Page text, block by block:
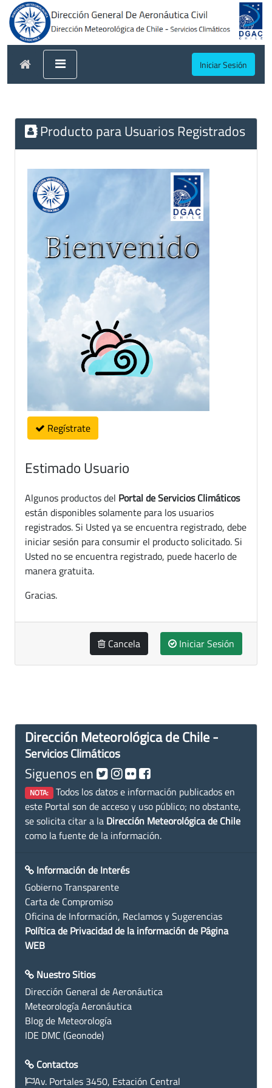
Iniciar Sesión
Producto para Usuarios Registrados
Regístrate
Estimado Usuario
Algunos productos del Portal de Servicios Climáticos
están disponibles solamente para los usuarios
registrados. Si Usted ya se encuentra registrado, debe
iniciar sesión para consumir el producto solicitado. Si
Usted no se encuentra registrado, puede hacerlo de
manera gratuita.
Gracias.
Cancela Iniciar Sesión
Dirección Meteorológica de Chile -
Servicios Climáticos
Siguenos en
NOTA: Todos los datos e información publicados en
este Portal son de acceso y uso público; no obstante,
se solicita citar a la Dirección Meteorológica de Chile
como la fuente de la información.
Información de Interés
Gobierno Transparente
Carta de Compromiso
Oficina de Información, Reclamos y Sugerencias
Política de Privacidad de la información de Página
WEB
Nuestro Sitios
Dirección General de Aeronáutica
Meteorología Aeronáutica
Blog de Meteorología
IDE DMC (Geonode)
Contactos
Av. Portales 3450, Estación Central